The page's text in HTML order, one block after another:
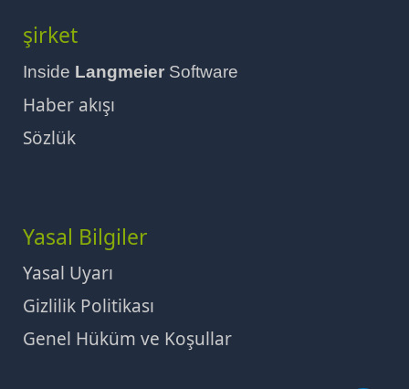
şirket
Inside Langmeier Software
Haber akışı
Sözlük
Yasal Bilgiler
Yasal Uyarı
Gizlilik Politikası
Genel Hüküm ve Koşullar